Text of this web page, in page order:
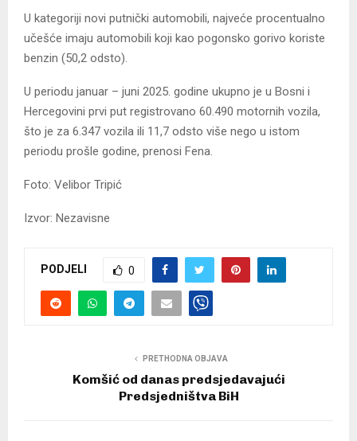
U kategoriji novi putnički automobili, najveće procentualno
učešće imaju automobili koji kao pogonsko gorivo koriste
benzin (50,2 odsto).
U periodu januar – juni 2025. godine ukupno je u Bosni i
Hercegovini prvi put registrovano 60.490 motornih vozila,
što je za 6.347 vozila ili 11,7 odsto više nego u istom
periodu prošle godine, prenosi Fena.
Foto: Velibor Tripić
Izvor: Nezavisne
PODJELI 0
PRETHODNA OBJAVA
Komšić od danas predsjedavajući
Predsjedništva BiH